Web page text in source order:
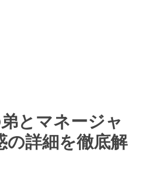
とマネージャ
の詳細を徹底解